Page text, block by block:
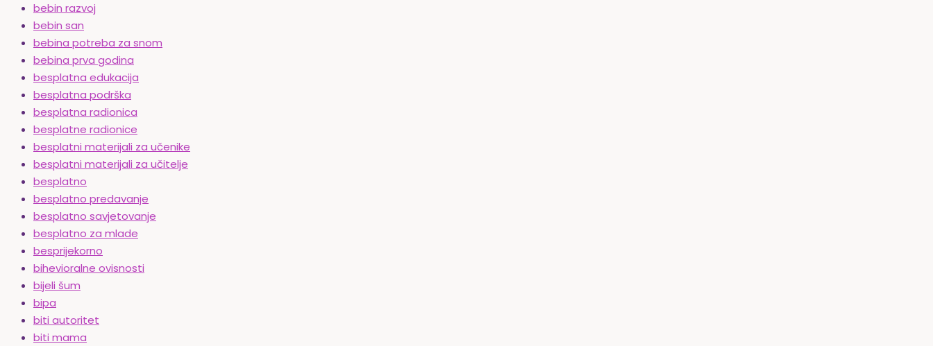
bebin razvoj
bebin san
bebina potreba za snom
bebina prva godina
besplatna edukacija
besplatna podrška
besplatna radionica
besplatne radionice
besplatni materijali za učenike
besplatni materijali za učitelje
besplatno
besplatno predavanje
besplatno savjetovanje
besplatno za mlade
besprijekorno
bihevioralne ovisnosti
bijeli šum
bipa
biti autoritet
biti mama